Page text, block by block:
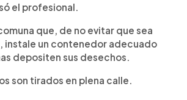
el profesional.
que, de no evitar que sea
instale un contenedor adecuado
depositen sus desechos.
son tirados en plena calle.